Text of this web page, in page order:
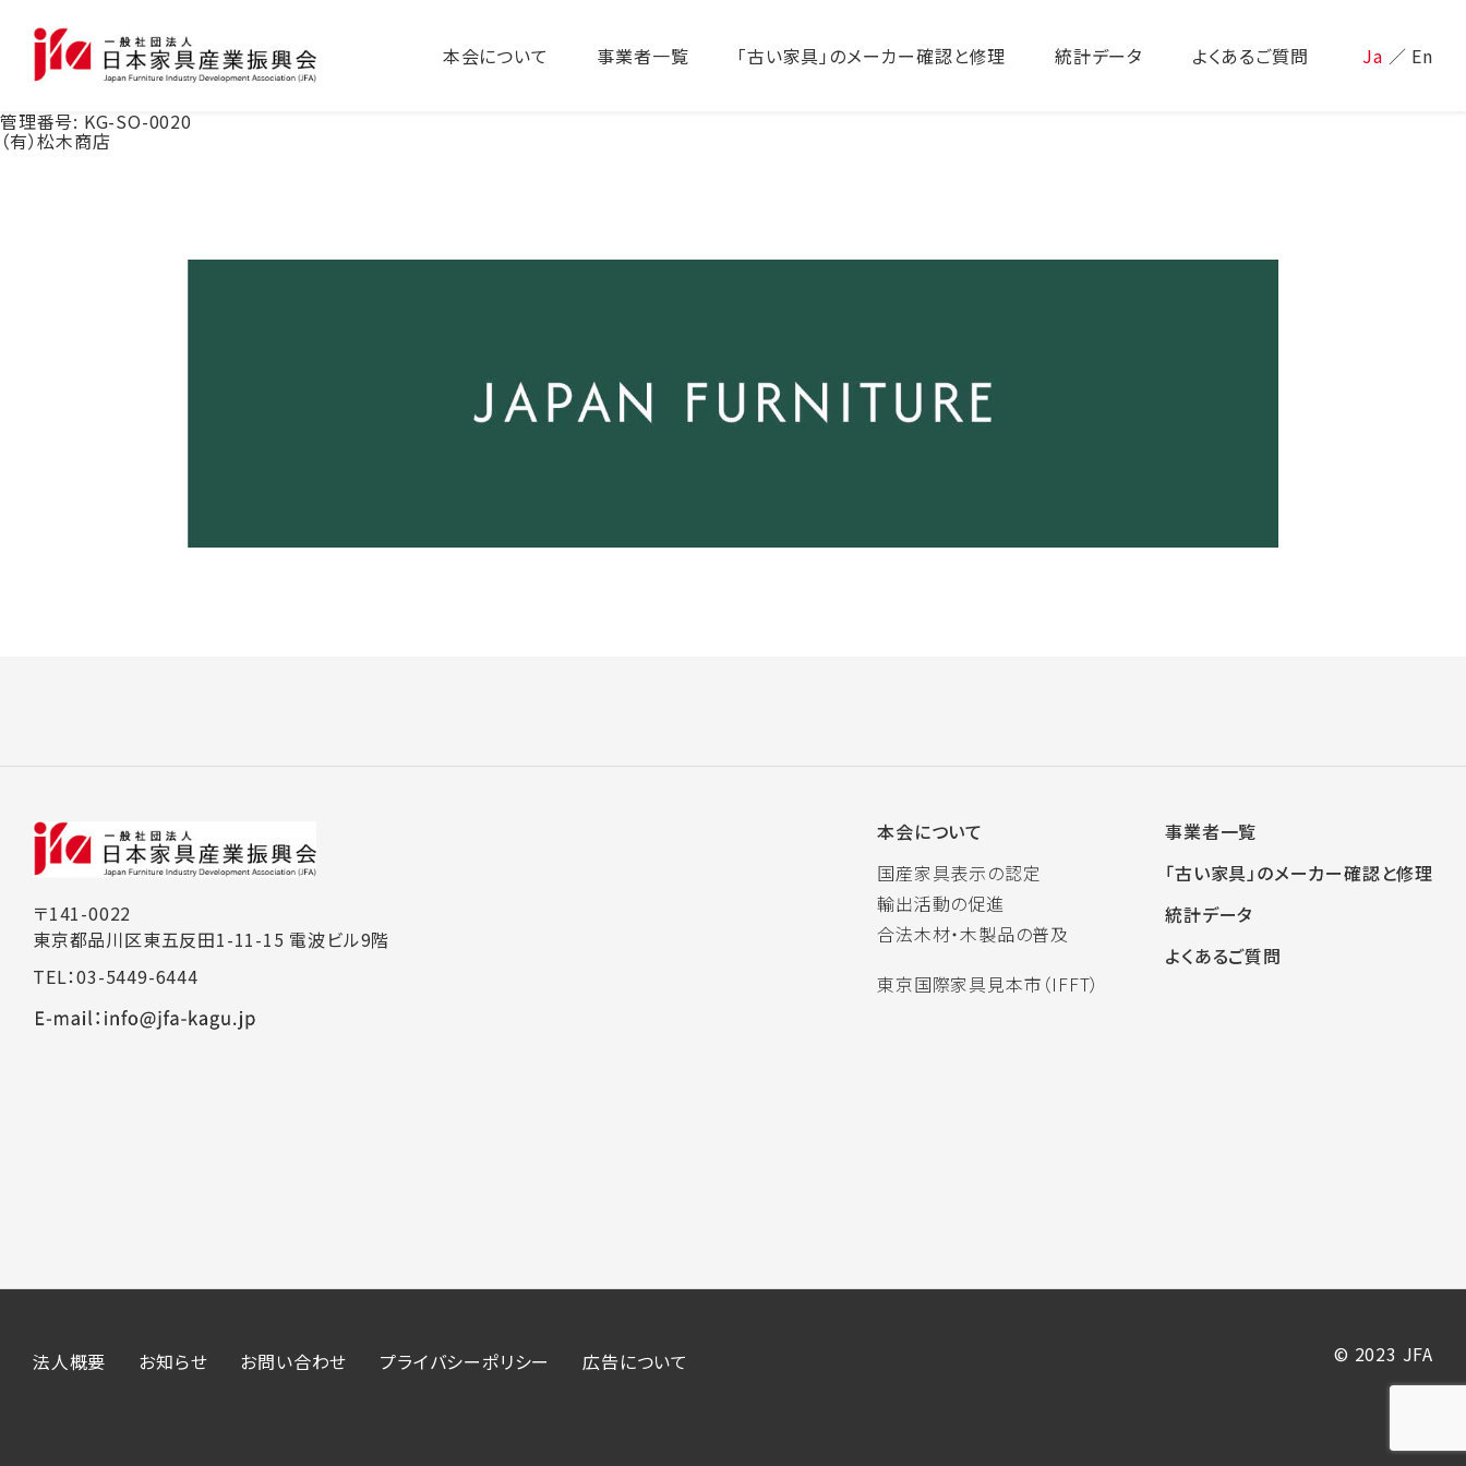
本会について 事業者一覧 「古い家具」のメーカー確認と修理 統計データ よくあるご質問 Ja ／ En
管理番号: KG-SO-0020
（有）松木商店
〒141-0022
東京都品川区東五反田1-11-15 電波ビル9階
TEL：03-5449-6444
本会について
国産家具表示の認定
輸出活動の促進
合法木材・木製品の普及
東京国際家具見本市（IFFT）
事業者一覧
「古い家具」のメーカー確認と修理
統計データ
よくあるご質問
法人概要 お知らせ お問い合わせ プライバシーポリシー 広告について © 2023 JFA